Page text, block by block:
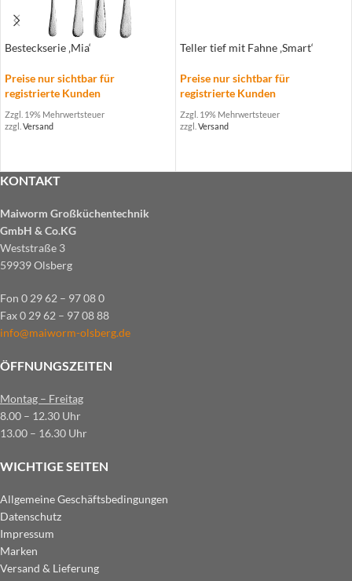
Besteckserie ‚Mia‘
Preise nur sichtbar für
registrierte Kunden
Zzgl. 19% Mehrwertsteuer
zzgl. Versand
Teller tief mit Fahne ‚Smart‘
Preise nur sichtbar für
registrierte Kunden
Zzgl. 19% Mehrwertsteuer
zzgl. Versand
KONTAKT
Maiworm Großküchentechnik
GmbH & Co.KG
Weststraße 3
59939 Olsberg
Fon 0 29 62 – 97 08 0
Fax 0 29 62 – 97 08 88
info@maiworm-olsberg.de
ÖFFNUNGSZEITEN
Montag – Freitag
8.00 – 12.30 Uhr
13.00 – 16.30 Uhr
WICHTIGE SEITEN
Allgemeine Geschäftsbedingungen
Datenschutz
Impressum
Marken
Versand & Lieferung